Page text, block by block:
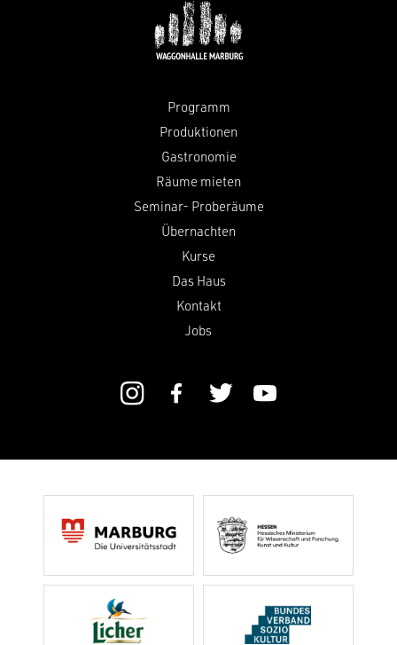
Programm
Produktionen
Gastronomie
Räume mieten
Seminar- Proberäume
Übernachten
Kurse
Das Haus
Kontakt
Jobs